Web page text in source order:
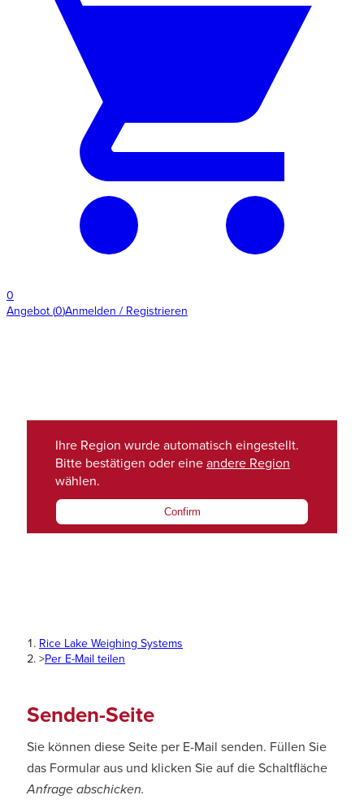
0
Angebot (0)Anmelden / Registrieren
Ihre Region wurde automatisch eingestellt.
Bitte bestätigen oder eine andere Region
wählen.
Confirm
Rice Lake Weighing Systems
>Per E-Mail teilen
Senden-Seite
Sie können diese Seite per E-Mail senden. Füllen Sie
das Formular aus und klicken Sie auf die Schaltfläche
Anfrage abschicken.